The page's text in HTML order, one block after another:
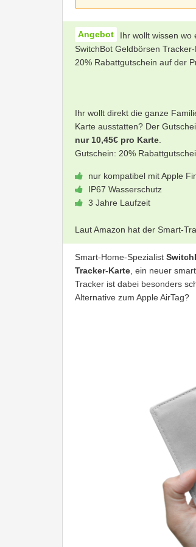
Ihr wollt wissen wo
SwitchBot Geldbörsen
20% Rabattgutschein auf der
Ihr wollt direkt die ganze
Karte ausstatten? Der
nur 10,45€ pro Karte
Gutschein: 20%
nur kompatibel mit Apple
IP67 Wasserschutz
3 Jahre Laufzeit
Laut Amazon hat der Smart-
Smart-Home-Spezialist
Tracker-Karte , ein neuer
Tracker ist dabei besonders
Alternative zum Apple AirTag?